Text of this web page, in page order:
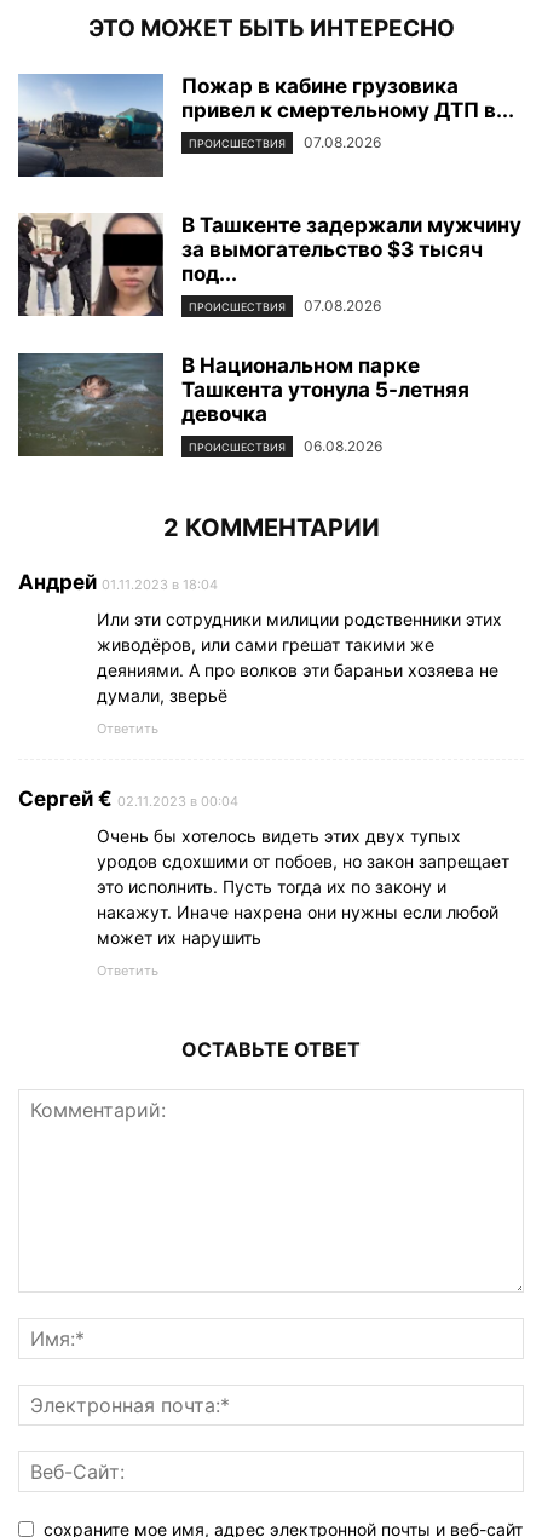
ЭТО МОЖЕТ БЫТЬ ИНТЕРЕСНО
Пожар в кабине грузовика
привел к смертельному ДТП в...
ПРОИСШЕСТВИЯ 07.08.2026
В Ташкенте задержали мужчину
за вымогательство $3 тысяч
под...
ПРОИСШЕСТВИЯ 07.08.2026
В Национальном парке
Ташкента утонула 5-летняя
девочка
ПРОИСШЕСТВИЯ 06.08.2026
2 КОММЕНТАРИИ
Андрей 01.11.2023 в 18:04
Или эти сотрудники милиции родственники этих
живодёров, или сами грешат такими же
деяниями. А про волков эти бараньи хозяева не
думали, зверьё
Ответить
Сергей € 02.11.2023 в 00:04
Очень бы хотелось видеть этих двух тупых
уродов сдохшими от побоев, но закон запрещает
это исполнить. Пусть тогда их по закону и
накажут. Иначе нахрена они нужны если любой
может их нарушить
Ответить
ОСТАВЬТЕ ОТВЕТ
сохраните мое имя, адрес электронной почты и веб-сайт